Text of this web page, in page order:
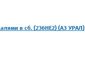
в сб. (236НЕ2) (АЗ УРАЛ)